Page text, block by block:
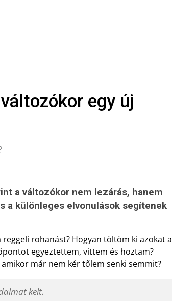
egy új
a változókor nem lezárás, hanem
a különleges elvonulások segítenek
rohanást? Hogyan töltöm ki azokat a
egyeztettem, vittem és hoztam?
már nem kér tőlem senki semmit?
kelt.